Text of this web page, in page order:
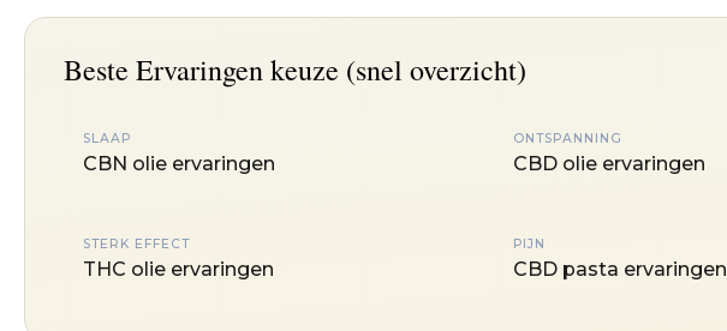
Beste Ervaringen keuze (snel overzicht)
SLAAP
CBN olie ervaringen
ONTSPANNING
CBD olie ervaringen
STERK EFFECT
THC olie ervaringen
PIJN
CBD pasta ervaringen